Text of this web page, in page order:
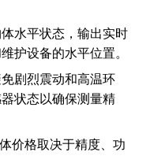
水平状态，输出实时
护设备的水平位置。
剧烈震动和高温环
状态以确保测量精
价格取决于精度、功